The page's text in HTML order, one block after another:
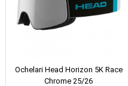
Ochelari Head Horizon 5K Race
Chrome 25/26